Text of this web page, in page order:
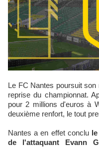
Le FC Nantes poursuit son mercato à quelques semaines de la
reprise du championnat.
pour 2 millions d'euros à
deuxième renfort, le tout
Nantes a en effet conclu
de l'attaquant Evann